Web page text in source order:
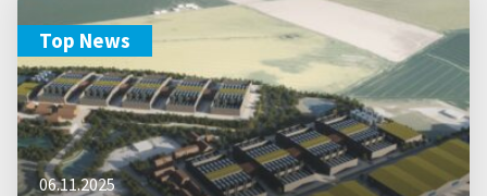
Top News
06.11.2025